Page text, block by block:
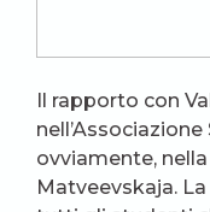
Il rapporto con
ovviamente,
Matveevskaja.